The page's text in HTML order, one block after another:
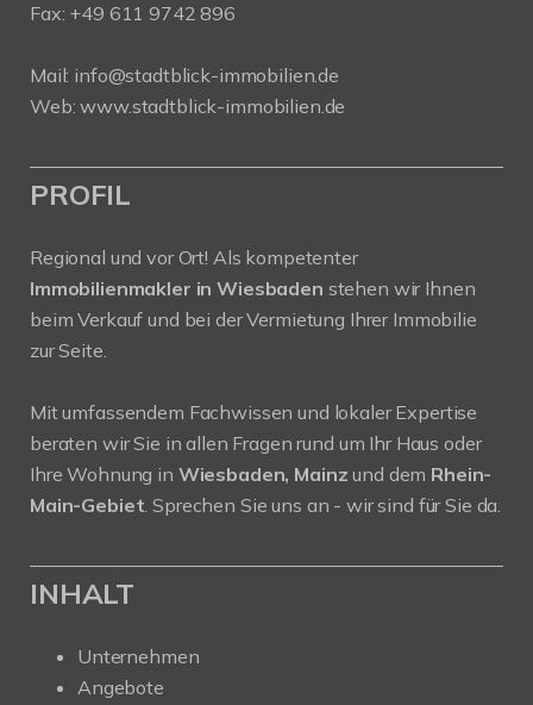
Fax: +49 611 9742 896
Mail: info@stadtblick-immobilien.de
Web:www.stadtblick-immobilien.de
PROFIL
Regional und vor Ort! Als kompetenter
Immobilienmakler in Wiesbaden stehen wir Ihnen
beim Verkauf und bei der Vermietung Ihrer Immobilie
zur Seite.
Mit umfassendem Fachwissen und lokaler Expertise
beraten wir Sie in allen Fragen rund um Ihr Haus oder
Ihre Wohnung in Wiesbaden, Mainzund dem Rhein-
Main-Gebiet. Sprechen Sie uns an - wir sind für Sie da.
INHALT
Unternehmen
Angebote